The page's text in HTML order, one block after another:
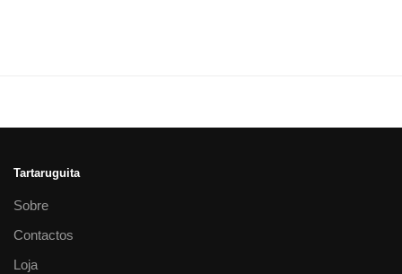
Tartaruguita
Sobre
Contactos
Loja